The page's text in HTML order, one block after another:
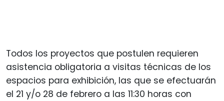
Todos los proyectos que postulen requieren
asistencia obligatoria a visitas técnicas de los
espacios para exhibición, las que se efectuarán
el 21 y/o 28 de febrero a las 11:30 horas con